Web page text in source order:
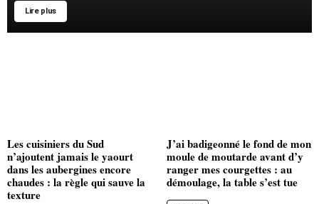
Lire plus
Les cuisiniers du Sud
n’ajoutent jamais le yaourt
dans les aubergines encore
chaudes : la règle qui sauve la
texture
J’ai badigeonné le fond de mon
moule de moutarde avant d’y
ranger mes courgettes : au
démoulage, la table s’est tue